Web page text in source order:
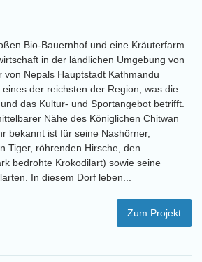
Bio-Bauernhof und eine Kräuterfarm
in der ländlichen Umgebung von
von Nepals Hauptstadt Kathmandu
der reichsten der Region, was die
das Kultur- und Sportangebot betrifft.
Nähe des Königlichen Chitwan
bekannt ist für seine Nashörner,
Tiger, röhrenden Hirsche, den
bedrohte Krokodilart) sowie seine
In diesem Dorf leben...
Zum Projekt